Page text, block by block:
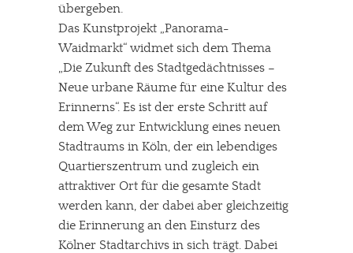
übergeben.
Das Kunstprojekt „Panorama-
Waidmarkt“ widmet sich dem Thema
„Die Zukunft des Stadtgedächtnisses –
Neue urbane Räume für eine Kultur des
Erinnerns“. Es ist der erste Schritt auf
dem Weg zur Entwicklung eines neuen
Stadtraums in Köln, der ein lebendiges
Quartierszentrum und zugleich ein
attraktiver Ort für die gesamte Stadt
werden kann, der dabei aber gleichzeitig
die Erinnerung an den Einsturz des
Kölner Stadtarchivs in sich trägt. Dabei